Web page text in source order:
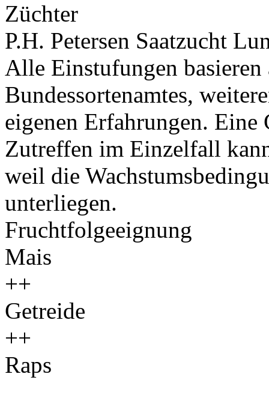
Züchter
P.H. Petersen Saatzucht
Alle Einstufungen basieren
Bundessortenamtes,
eigenen Erfahrungen.
Zutreffen im Einzelfall
weil die
unterliegen.
Fruchtfolgeeignung
Mais
++
Getreide
++
Raps